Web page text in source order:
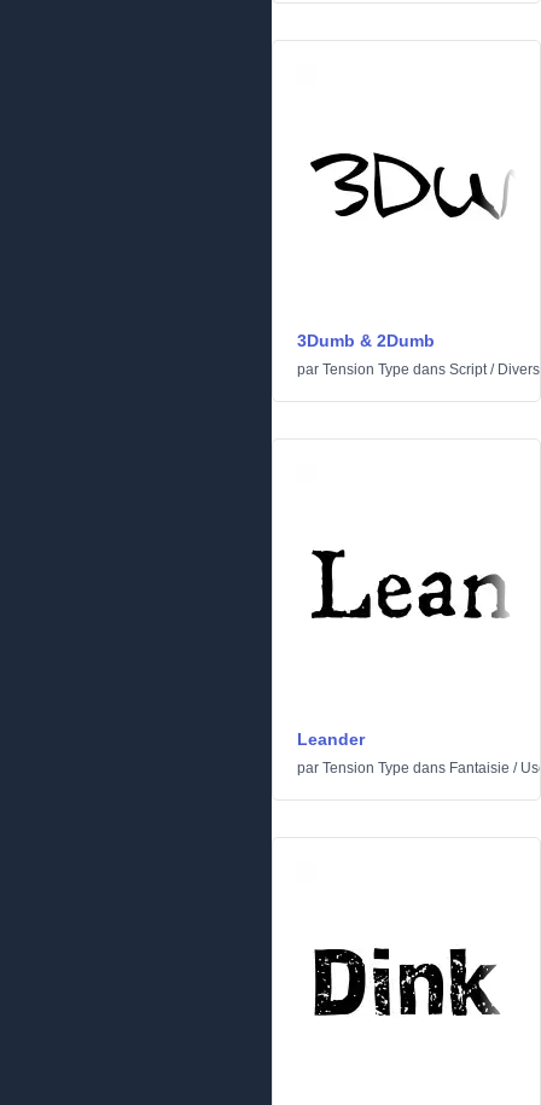
3Dumb & 2Dumb
par Tension Type dans Script/ Divers
Leander
par Tension Type dans Fantaisie /